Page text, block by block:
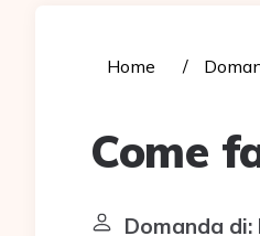
Home
Come
Domanda